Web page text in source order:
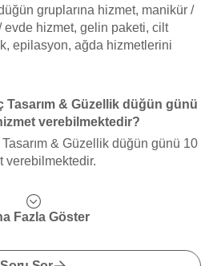
gruplarına hizmet, manikür /
evde hizmet, gelin paketi, cilt
epilasyon, ağda hizmetlerini
Tasarım & Güzellik düğün günü
verebilmektedir?
& Güzellik düğün günü 10
verebilmektedir.
Fazla Göster